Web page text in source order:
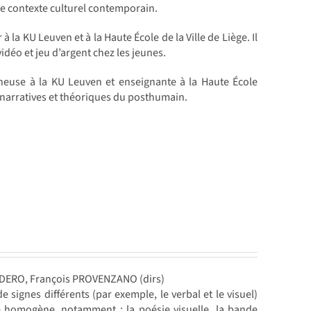
contexte culturel contemporain.
KU Leuven et à la Haute École de la Ville de Liège. Il
et jeu d’argent chez les jeunes.
à la KU Leuven et enseignante à la Haute École
et théoriques du posthumain.
François PROVENZANO (dirs)
signes différents (par exemple, le verbal et le visuel)